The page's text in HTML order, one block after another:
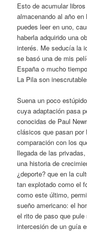
Esto de acumular
almacenando al año
puedes leer en uno,
haberla adquirido una
interés. Me seducía la
se basó una de mis
España o mucho
La Pila son
Suena un poco
cuya adaptación pasa
conocidas de Paul
clásicos que pasan
comparación con los
llegada de las
una historia de
¿deporte? que en la
tan explotado como el
como este último,
sueño americano: el
el rito de paso que
intercesión de un guía